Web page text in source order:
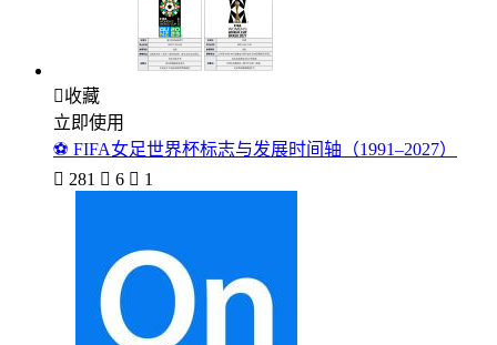
收藏
立即使用
⚽ FIFA女足世界杯标志与发展时间轴（1991–2027）
 281  6  1